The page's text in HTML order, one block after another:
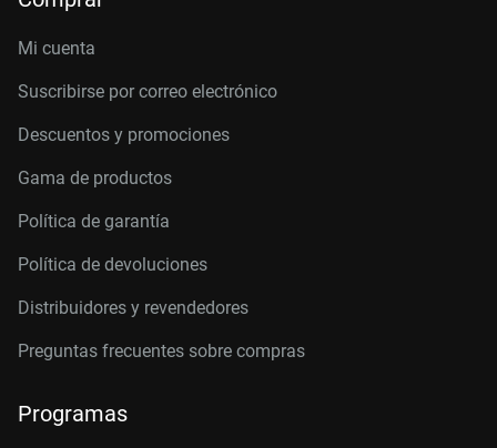
Mi cuenta
Suscribirse por correo electrónico
Descuentos y promociones
Gama de productos
Política de garantía
Política de devoluciones
Distribuidores y revendedores
Preguntas frecuentes sobre compras
Programas